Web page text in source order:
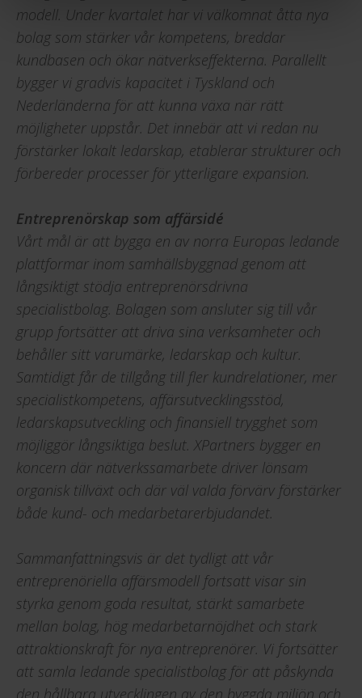
modell. Under kvartalet har vi välkomnat åtta nya
bolag som stärker vår kompetens, breddar
kundbasen och ökar nätverkseffekterna. Parallellt
bygger vi gradvis kapacitet i Tyskland och
Nederländerna för att kunna växa när rätt
möjligheter uppstår. Det innebär att vi redan nu
förstärker lokalt ledarskap, etablerar strukturer och
förbereder processer för ytterligare expansion.
Entreprenörskap som affärsidé
Vårt mål är att bygga en av norra Europas ledande
plattformar inom samhällsbyggnad genom att
långsiktigt stödja entreprenörsdrivna
specialistbolag. Bolagen som ansluter sig till vår
grupp fortsätter att driva sina verksamheter och
behåller sitt varumärke, ledarskap och kultur.
Samtidigt får de tillgång till fler kundrelationer, mer
specialistkompetens, affärsutvecklingsstöd,
ledarskapsutveckling och finansiell trygghet som
möjliggör långsiktiga beslut. XPartners bygger en
koncern där nätverkssamarbete driver lönsam
organisk tillväxt och där väl valda förvärv förstärker
både kund- och medarbetarerbjudandet.
Sammanfattningsvis är det tydligt att vår
entreprenöriella affärsmodell fortsatt visar sin
styrka genom goda resultat, stärkt samarbete
mellan bolag, hög medarbetarnöjdhet och stark
attraktionskraft för nya entreprenörer. Vi fortsätter
att samla ledande specialistbolag för att påskynda
den hållbara utvecklingen av den byggda miljön och